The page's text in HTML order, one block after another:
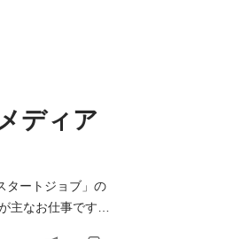
ディア
タートジョブ」の
主なお仕事です。